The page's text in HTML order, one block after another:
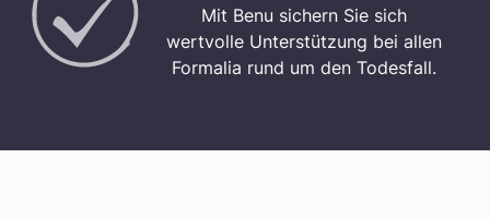
Mit Benu sichern Sie sich
wertvolle Unterstützung bei allen
Formalia rund um den Todesfall.